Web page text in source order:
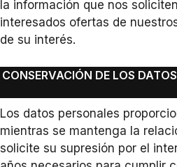
la información que nos
interesados ofertas de
de su interés.
CONSERVACIÓN DE LOS DATOS
Los datos personales
mientras se mantenga la
solicite su supresión por el